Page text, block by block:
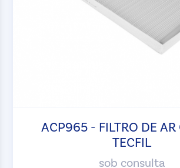
ACP965 - FILTRO DE AR
TECFIL
sob consulta